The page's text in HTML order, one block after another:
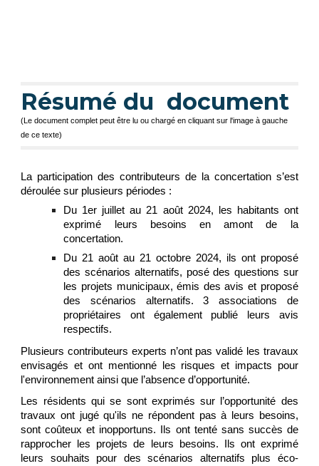
Résumé du document
(Le document complet peut être lu ou chargé en cliquant sur l'image à gauche
de ce texte)
La participation des contributeurs de la concertation s’est
déroulée sur plusieurs périodes :
Du 1er juillet au 21 août 2024, les habitants ont
exprimé leurs besoins en amont de la
concertation.
Du 21 août au 21 octobre 2024, ils ont proposé
des scénarios alternatifs, posé des questions sur
les projets municipaux, émis des avis et proposé
des scénarios alternatifs. 3 associations de
propriétaires ont également publié leurs avis
respectifs.
Plusieurs contributeurs experts n’ont pas validé les travaux
envisagés et ont mentionné les risques et impacts pour
l'environnement ainsi que l’absence d’opportunité.
Les résidents qui se sont exprimés sur l’opportunité des
travaux ont jugé qu'ils ne répondent pas à leurs besoins,
sont coûteux et inopportuns. Ils ont tenté sans succès de
rapprocher les projets de leurs besoins. Ils ont exprimé
leurs souhaits pour des scénarios alternatifs plus éco-